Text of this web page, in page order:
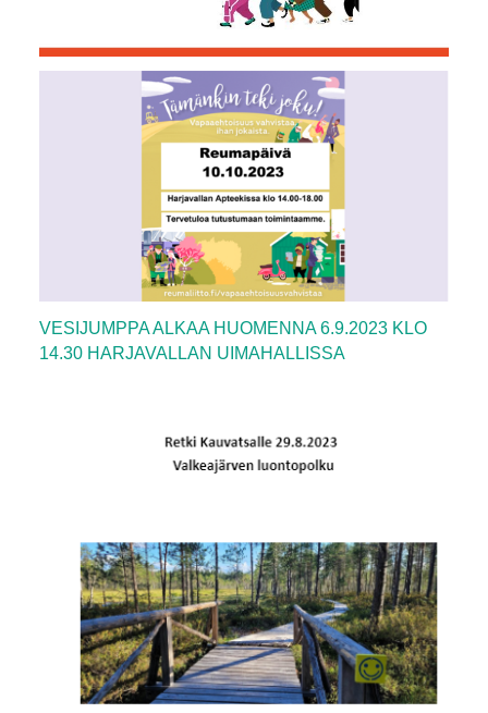
VESIJUMPPA ALKAA HUOMENNA 6.9.2023 KLO
14.30 HARJAVALLAN UIMAHALLISSA